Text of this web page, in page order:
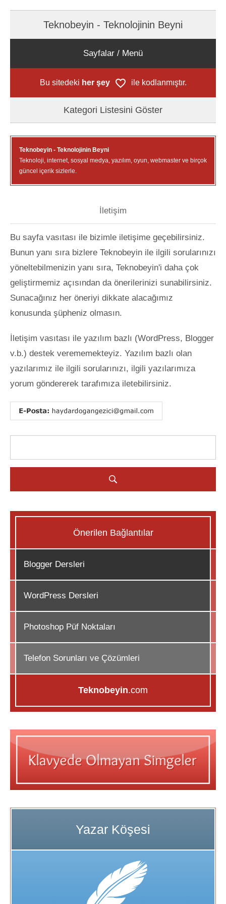
Teknobeyin - Teknolojinin Beyni
Sayfalar / Menü
Bu sitedeki her şey ile kodlanmıştır.
Kategori Listesini Göster
Teknobeyin - Teknolojinin Beyni
Teknoloji, internet, sosyal medya, yazılım, oyun, webmaster ve birçok
güncel içerik sizlerle.
İletişim
Bu sayfa vasıtası ile bizimle iletişime geçebilirsiniz.
Bunun yanı sıra bizlere Teknobeyin ile ilgili sorularınızı
yöneltebilmenizin yanı sıra, Teknobeyin'i daha çok
geliştirmemiz açısından da önerilerinizi sunabilirsiniz.
Sunacağınız her öneriyi dikkate alacağımız
konusunda şüpheniz olmasın.
İletişim vasıtası ile yazılım bazlı (WordPress, Blogger
v.b.) destek verememekteyiz. Yazılım bazlı olan
yazılarımız ile ilgili sorularınızı, ilgili yazılarımıza
yorum göndererek tarafımıza iletebilirsiniz.
Önerilen Bağlantılar
Blogger Dersleri
WordPress Dersleri
Photoshop Püf Noktaları
Telefon Sorunları ve Çözümleri
Teknobeyin.com